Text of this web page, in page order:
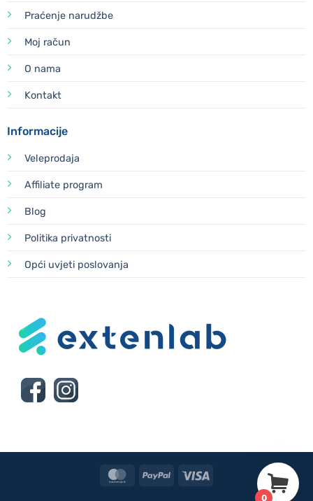
Praćenje narudžbe
Moj račun
O nama
Kontakt
Informacije
Veleprodaja
Affiliate program
Blog
Politika privatnosti
Opći uvjeti poslovanja
MasterCardPayPal
0